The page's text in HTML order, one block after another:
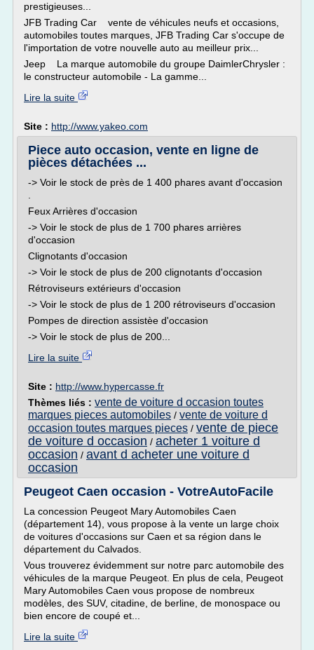
prestigieuses...
JFB Trading Car vente de véhicules neufs et occasions,
automobiles toutes marques, JFB Trading Car s'occupe de
l'importation de votre nouvelle auto au meilleur prix...
Jeep La marque automobile du groupe DaimlerChrysler :
le constructeur automobile - La gamme...
Lire la suite
Site : http://www.yakeo.com
Piece auto occasion, vente en ligne de
pièces détachées ...
-> Voir le stock de près de 1 400 phares avant d'occasion
Feux Arrières d'occasion
-> Voir le stock de plus de 1 700 phares arrières
d'occasion
Clignotants d'occasion
-> Voir le stock de plus de 200 clignotants d'occasion
Rétroviseurs extérieurs d'occasion
-> Voir le stock de plus de 1 200 rétroviseurs d'occasion
Pompes de direction assistèe d'occasion
-> Voir le stock de plus de 200...
Lire la suite
Site : http://www.hypercasse.fr
Thèmes liés : vente de voiture d occasion toutes
marques pieces automobiles / vente de voiture d
occasion toutes marques pieces / vente de piece
de voiture d occasion / acheter 1 voiture d
occasion / avant d acheter une voiture d
occasion
Peugeot Caen occasion - VotreAutoFacile
La concession Peugeot Mary Automobiles Caen
(département 14), vous propose à la vente un large choix
de voitures d'occasions sur Caen et sa région dans le
département du Calvados.
Vous trouverez évidemment sur notre parc automobile des
véhicules de la marque Peugeot. En plus de cela, Peugeot
Mary Automobiles Caen vous propose de nombreux
modèles, des SUV, citadine, de berline, de monospace ou
bien encore de coupé et...
Lire la suite